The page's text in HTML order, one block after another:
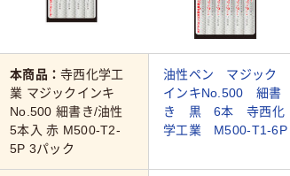
本商品：寺西化学工
業 マジックインキ
No.500 細書き/油性
5本入 赤 M500-T2-
5P 3パック
油性ペン マジック
インキNo.500 細書
き 黒 6本 寺西化
学工業 M500-T1-6P